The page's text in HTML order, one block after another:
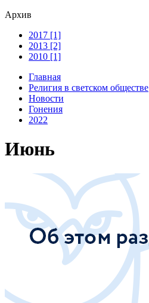
Архив
2017 [1]
2013 [2]
2010 [1]
Главная
Религия в светском обществе
Новости
Гонения
2022
Июнь